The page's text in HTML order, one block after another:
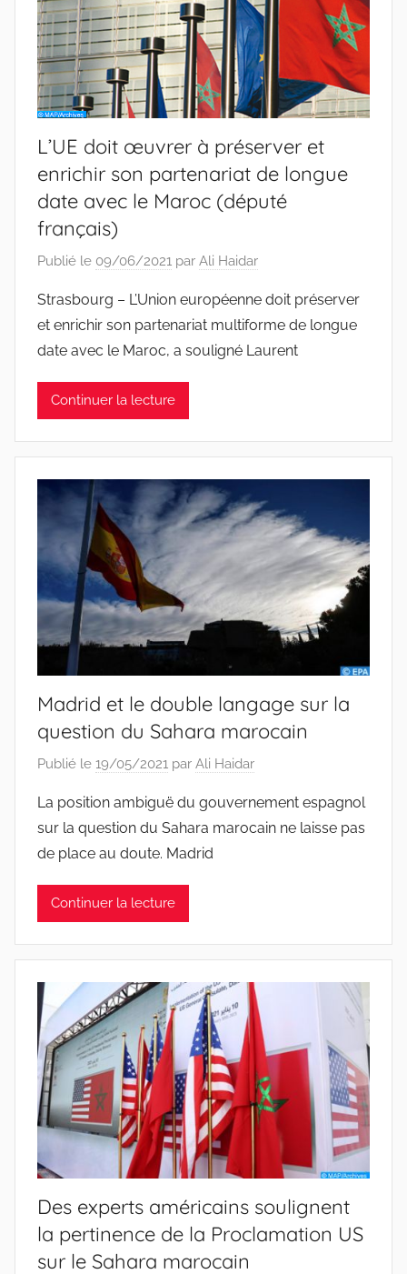
L’UE doit œuvrer à préserver et
enrichir son partenariat de longue
date avec le Maroc (député
français)
Publié le 09/06/2021 par Ali Haidar
Strasbourg – L’Union européenne doit préserver
et enrichir son partenariat multiforme de longue
date avec le Maroc, a souligné Laurent
Continuer la lecture
Madrid et le double langage sur la
question du Sahara marocain
Publié le 19/05/2021 par Ali Haidar
La position ambiguë du gouvernement espagnol
sur la question du Sahara marocain ne laisse pas
de place au doute. Madrid
Continuer la lecture
Des experts américains soulignent
la pertinence de la Proclamation US
sur le Sahara marocain